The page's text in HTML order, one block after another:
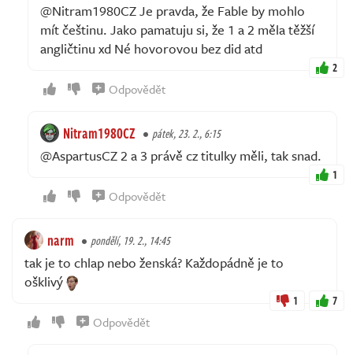
@Nitram1980CZ Je pravda, že Fable by mohlo
mít češtinu. Jako pamatuju si, že 1 a 2 měla těžší
angličtinu xd Né hovorovou bez did atd
2
Odpovědět
Nitram1980CZ pátek, 23. 2., 6:15
@AspartusCZ 2 a 3 právě cz titulky měli, tak snad.
1
Odpovědět
narm pondělí, 19. 2., 14:45
tak je to chlap nebo ženská? Každopádně je to
ošklivý
1 7
Odpovědět